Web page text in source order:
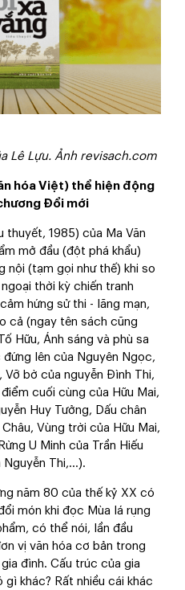
Lê Lựu. Ảnh revisach.com
hóa Việt) thể hiện động
Đổi mới
thuyết, 1985) của Ma Văn
mở đầu (đột phá khẩu)
nội (tạm gọi như thế) khi so
thời kỳ chiến tranh
hứng sử thi - lãng mạn,
cả (ngay tên sách cũng
Hữu, Ánh sáng và phù sa
lên của Nguyên Ngọc,
Vỡ bờ của nguyễn Đình Thi,
cuối cùng của Hữu Mai,
Huy Tưởng, Dấu chân
Vùng trời của Hữu Mai,
U Minh của Trần Hiếu
Nguyễn Thi,...).
năm 80 của thế kỷ XX có
món khi đọc Mùa lá rụng
có thể nói, lần đầu
vị văn hóa cơ bản trong
đình. Cấu trúc của gia
khác? Rất nhiều cái khác